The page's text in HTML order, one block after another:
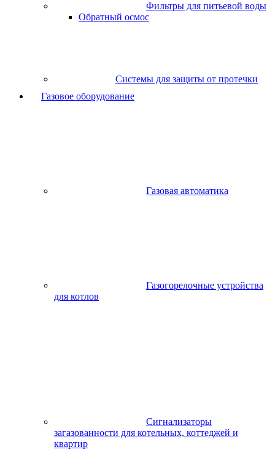
Фильтры для питьевой воды
Обратный осмос
Системы для защиты от протечки
Газовое оборудование
Газовая автоматика
Газогорелочные устройства
для котлов
Сигнализаторы
загазованности для котельных, коттеджей и
квартир